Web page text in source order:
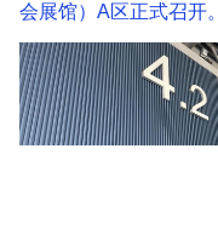
会展馆）A区正式召开。